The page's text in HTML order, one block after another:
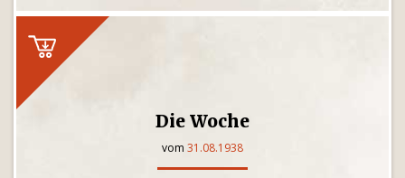
Die Woche
vom 31.08.1938